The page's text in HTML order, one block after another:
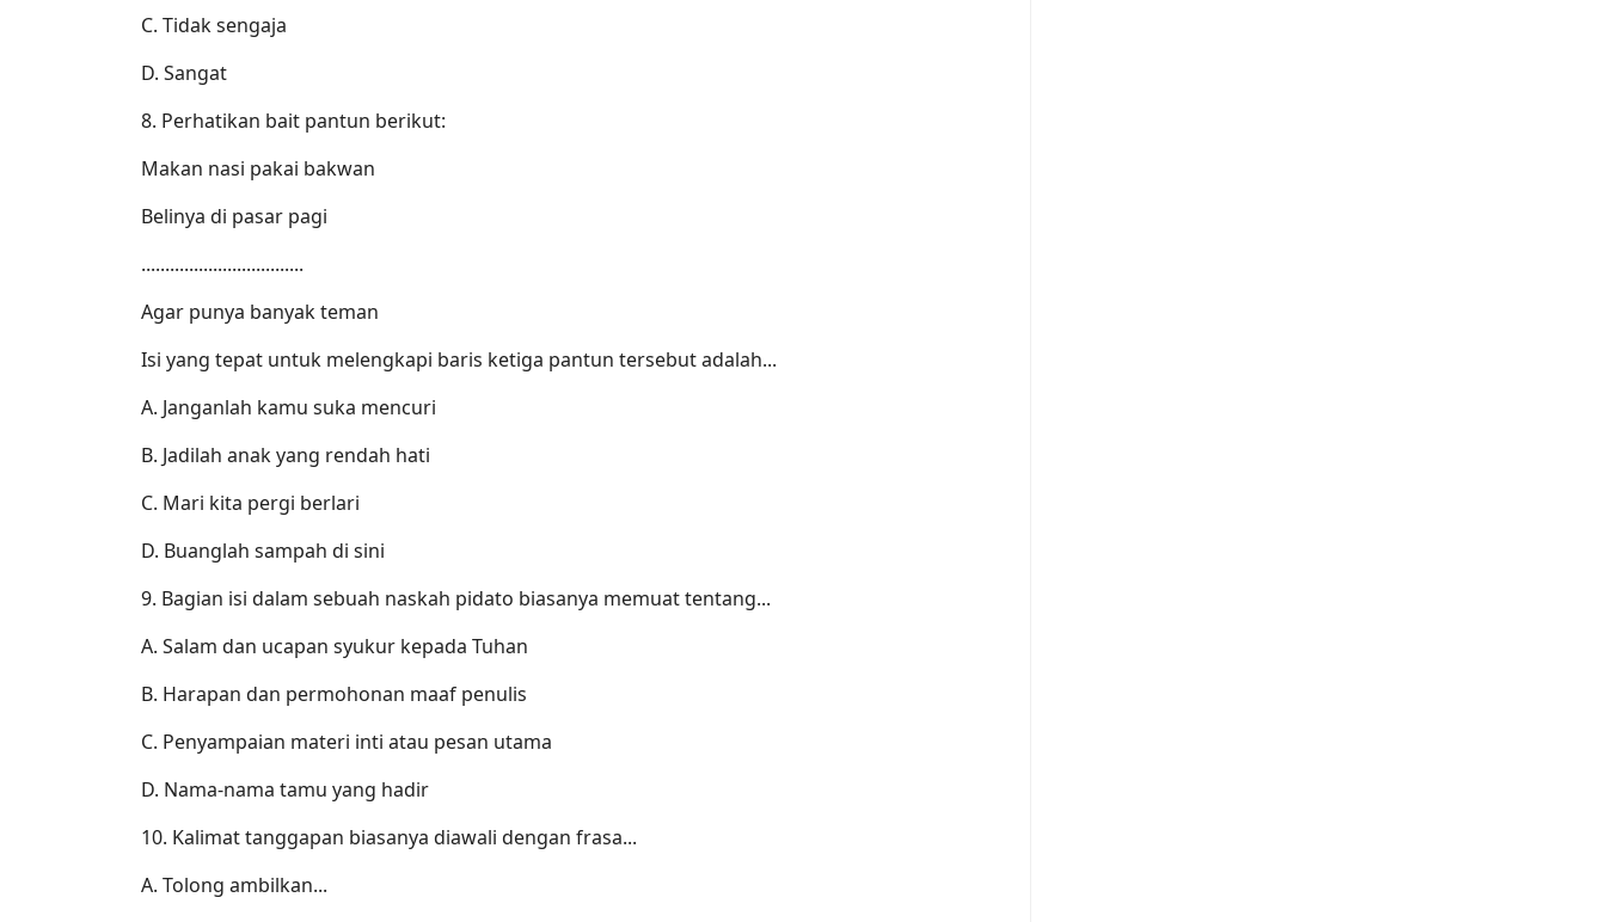
C. Tidak sengaja
D. Sangat
8. Perhatikan bait pantun berikut:
Makan nasi pakai bakwan
Belinya di pasar pagi
..................................
Agar punya banyak teman
Isi yang tepat untuk melengkapi baris ketiga pantun tersebut adalah...
A. Janganlah kamu suka mencuri
B. Jadilah anak yang rendah hati
C. Mari kita pergi berlari
D. Buanglah sampah di sini
9. Bagian isi dalam sebuah naskah pidato biasanya memuat tentang...
A. Salam dan ucapan syukur kepada Tuhan
B. Harapan dan permohonan maaf penulis
C. Penyampaian materi inti atau pesan utama
D. Nama-nama tamu yang hadir
10. Kalimat tanggapan biasanya diawali dengan frasa...
A. Tolong ambilkan...